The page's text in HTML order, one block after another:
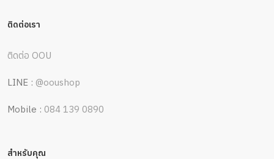
ติดต่อเรา
ติดต่อ OOU
LINE : @ooushop
Mobile : 084 139 0890
สำหรับคุณ